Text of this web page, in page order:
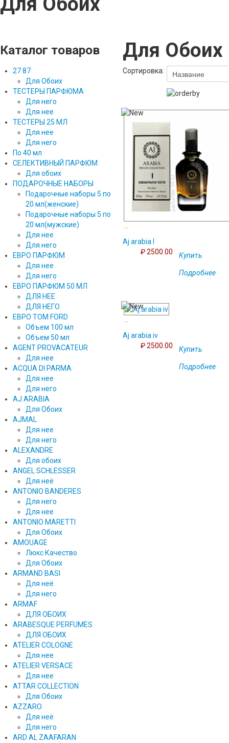
Каталог товаров
27 87
Для Обоих
ТЕСТЕРЫ ПАРФЮМА
Для него
Для нее
ТЕСТЕРЫ 25 МЛ
Для нее
Для него
По 40 мл
СЕЛЕКТИВНЫЙ ПАРФЮМ
Для обоих
ПОДАРОЧНЫЕ НАБОРЫ
Подарочные наборы 5 по
20 мл(женские)
Подарочные наборы 5 по
20 мл(мужские)
Для нее
Для него
ЕВРО ПАРФЮМ
Для нее
Для него
ЕВРО ПАРФЮМ 50 МЛ
ДЛЯ НЕЕ
ДЛЯ НЕГО
ЕВРО TOM FORD
Объем 100 мл
Объем 50 мл
AGENT PROVACATEUR
Для нее
ACQUA DI PARMA
Для нее
Для него
AJ ARABIA
Для Обоих
AJMAL
Для нее
Для него
ALEXANDRE
Для обоих
ANGEL SCHLESSER
Для неё
ANTONIO BANDERES
Для него
Для нее
ANTONIO MARETTI
Для Обоих
AMOUAGE
Люкс Качество
Для Обоих
ARMAND BASI
Для неё
Для него
ARMAF
ДЛЯ ОБОИХ
ARABESQUE PERFUMES
ДЛЯ ОБОИХ
ATELIER COLOGNE
Для нее
ATELIER VERSACE
Для нее
ATTAR COLLECTION
Для Обоих
AZZARO
Для неё
Для него
ARD AL ZAAFARAN
Для Обоих
Сортировка:
...
Aj arabia I
₽ 2500.00
Купить
Подробнее
...
Aj arabia iv
₽ 2500.00
Купить
Подробнее